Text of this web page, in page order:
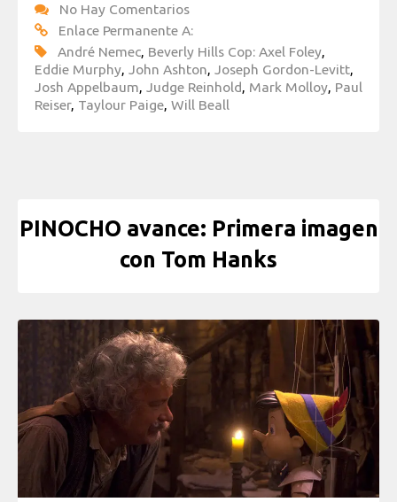
No Hay Comentarios
Enlace Permanente A:
André Nemec, Beverly Hills Cop: Axel Foley,
Eddie Murphy, John Ashton, Joseph Gordon-Levitt,
Josh Appelbaum, Judge Reinhold, Mark Molloy, Paul
Reiser, Taylour Paige, Will Beall
PINOCHO avance: Primera imagen
con Tom Hanks